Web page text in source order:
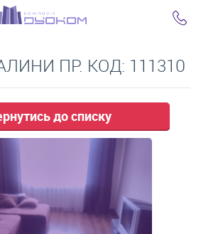
ПР. КОД: 111310
до списку